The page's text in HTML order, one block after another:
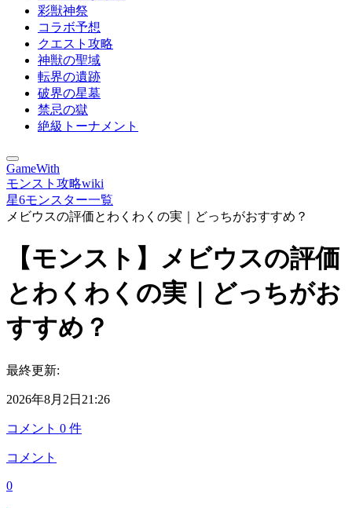
彩獣神祭
コラボ予想
クエスト攻略
神獣の聖域
転界の遺跡
破界の星墓
禁忌の獄
絶級トーナメント
GameWith
モンスト攻略wiki
星6モンスター一覧
メビウスの評価とわくわくの実｜どっちがおすすめ？
【モンスト】メビウスの評価
とわくわくの実｜どっちがお
すすめ？
最終更新:
2026年8月2日21:26
コメント 0 件
コメント
0